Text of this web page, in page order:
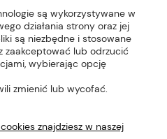
| Zakręcie 2K, 22-300
| sklep@plus-market.pl
| NIP: 5170405164
są wykorzystywane w
działania strony oraz jej
są niezbędne i stosowane
zaakceptować lub odrzucić
wybierając opcję
zmienić lub wycofać.
znajdziesz w naszej